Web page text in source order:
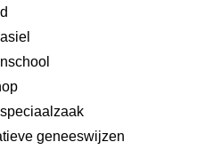
geneeswijzen